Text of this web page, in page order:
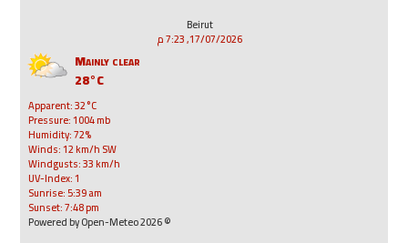
Beirut
17/07/2026, 7:23 م
Mainly clear
28°C
Apparent: 32°C
Pressure: 1004 mb
Humidity: 72%
Winds: 12 km/h SW
Windgusts: 33 km/h
UV-Index: 1
Sunrise: 5:39 am
Sunset: 7:48 pm
© 2026 Powered by Open-Meteo